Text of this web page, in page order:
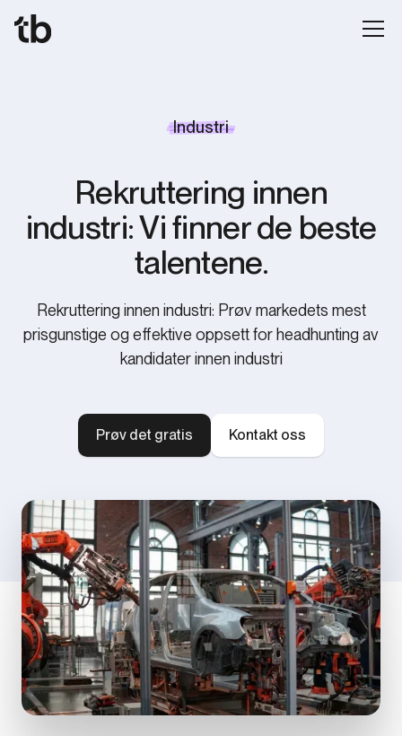
Industri
Rekruttering innen
industri: Vi finner de beste
talentene.
Rekruttering innen industri: Prøv markedets mest
prisgunstige og effektive oppsett for headhunting av
kandidater innen industri
Prøv det gratis Kontakt oss